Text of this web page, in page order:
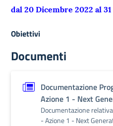
dal 20 Dicembre 2022 al
Obiettivi
Documenti
Documentazione
Azione 1 - Next
Documentazione
- Azione 1 - Next